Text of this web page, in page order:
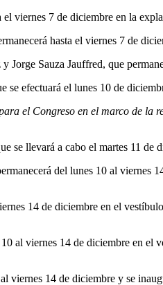
viernes 7 de diciembre en la
hasta el viernes 7 de
Jorge Sauza Jauffred, que
se efectuará el lunes 10 de
el Congreso en el marco de la
se llevará a cabo el martes 11 de
del lunes 10 al viernes
14 de diciembre en el
al viernes 14 de diciembre en el
viernes 14 de diciembre y se